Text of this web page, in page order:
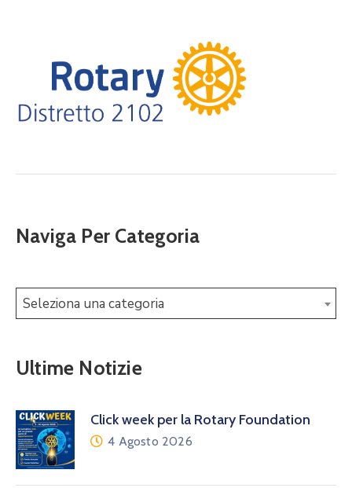
Naviga Per Categoria
Seleziona una categoria
Ultime Notizie
Click week per la Rotary Foundation
4 Agosto 2026